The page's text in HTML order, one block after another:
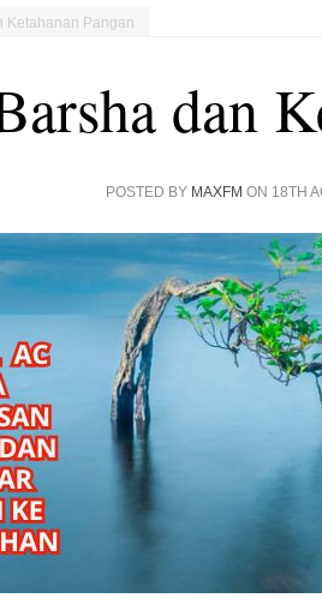
Ketahanan Pangan
dan
POSTED BY MAXFM ON 18TH